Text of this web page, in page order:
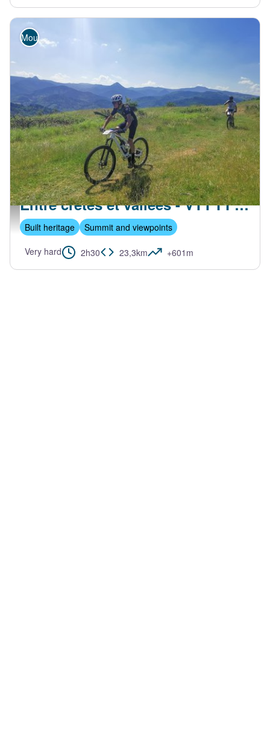
Cornuscle - Ardèche Hautes Vallées
Mountain Bike
MARIAC
Entre crêtes et vallées - VTT FFC N°14 Noir
Built heritage
Summit and viewpoints
Very hard
2h30 23,3km +601m